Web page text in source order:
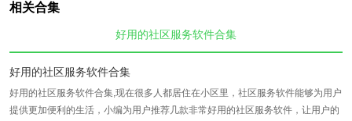
相关合集
好用的社区服务软件合集
好用的社区服务软件合集
好用的社区服务软件合集,现在很多人都居住在小区里，社区服务软件能够为用户
提供更加便利的生活，小编为用户推荐几款非常好用的社区服务软件，让用户的